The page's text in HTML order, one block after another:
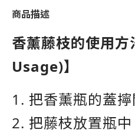
商品描述
香薰藤枝的使用
Usage)】
1. 把香薰瓶的蓋
2. 把藤枝放置瓶